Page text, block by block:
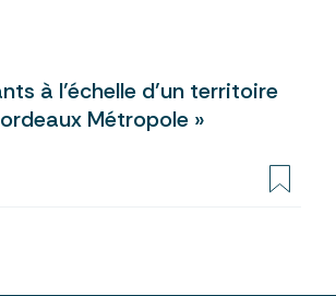
à l’échelle d’un territoire
Métropole »